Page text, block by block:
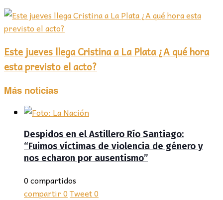
Este jueves llega Cristina a La Plata ¿A qué hora
esta previsto el acto?
Más noticias
Despidos en el Astillero Río Santiago:
“Fuimos víctimas de violencia de género y
nos echaron por ausentismo”
0 compartidos
compartir0Tweet0